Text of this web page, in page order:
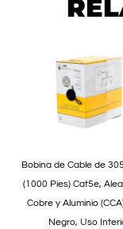
Bobina de Cable de
(1000 Pies) Cat5e,
Cobre y Aluminio
Negro, Uso